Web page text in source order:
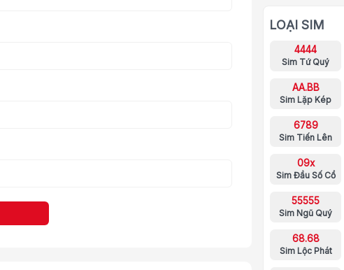
LOẠI SIM
4444
Sim Tứ Quý
AA.BB
Sim Lặp Kép
6789
Sim Tiến Lên
09x
Sim Đầu Số Cổ
55555
Sim Ngũ Quý
68.68
Sim Lộc Phát